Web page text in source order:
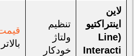
لاین
اینتراکتیو
(Line
Interacti
تنظیم
ولتاژ
خودکار
بالاتر